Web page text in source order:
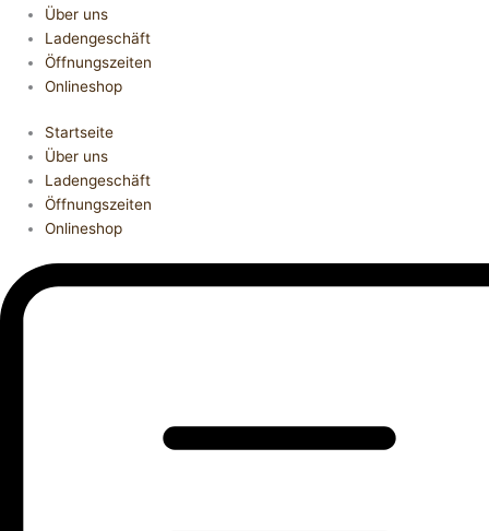
Über uns
Ladengeschäft
Öffnungszeiten
Onlineshop
Startseite
Über uns
Ladengeschäft
Öffnungszeiten
Onlineshop